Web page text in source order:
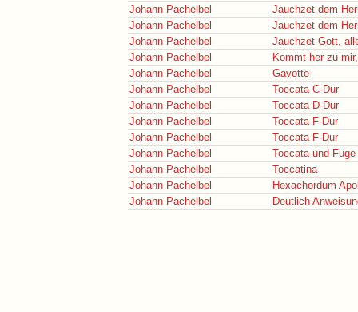
Johann Pachelbel
Jauchzet dem
Johann Pachelbel
Jauchzet dem
Johann Pachelbel
Jauchzet Gott,
Johann Pachelbel
Kommt her zu
Johann Pachelbel
Gavotte
Johann Pachelbel
Toccata C-Dur
Johann Pachelbel
Toccata D-Dur
Johann Pachelbel
Toccata F-Dur
Johann Pachelbel
Toccata F-Dur
Johann Pachelbel
Toccata und Fuge
Johann Pachelbel
Toccatina
Johann Pachelbel
Hexachordum
Johann Pachelbel
Deutlich